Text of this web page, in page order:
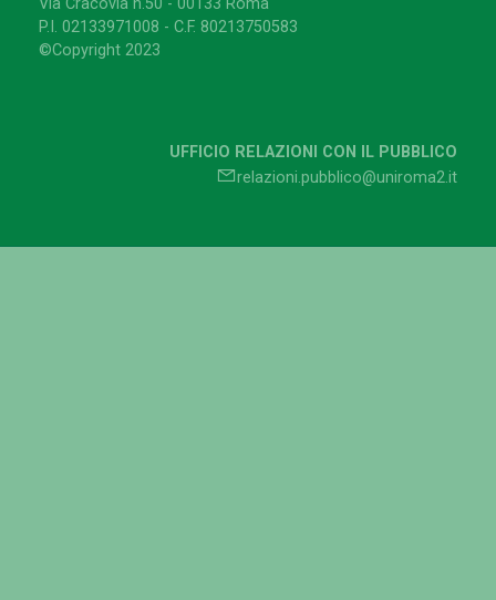
P.I. 02133971008 - C.F. 80213750583
©Copyright 2023
UFFICIO RELAZIONI CON IL PUBBLICO
relazioni.pubblico@uniroma2.it